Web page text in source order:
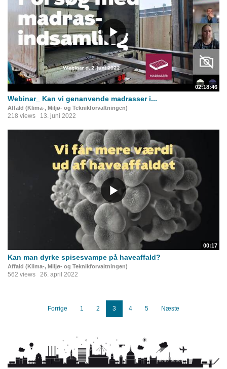
02:18:46
Webinar_ Kan vi genanvende madrasser i...
Affald (Klima-, Miljø- og Teknikforvaltningen)
218 views 13. juni 2022
00:17
Kan man dyrke spisesvampe på haveaffald?
Affald (Klima-, Miljø- og Teknikforvaltningen)
562 views 26. april 2022
Forrige 1 2 3 4 5 Næste